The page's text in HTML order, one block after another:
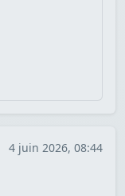
4 juin 2026, 08:44